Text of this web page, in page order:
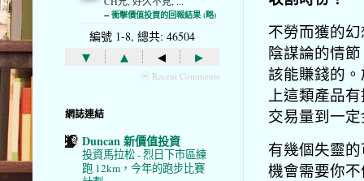
不勞而獲的
陰謀論的情
該能賺錢的
上這類產品
交易量到一
有幾個失靈
機會需要你
-- 衝擊價值投資的回報結果 (略)
編號 1-8, 總共: 46504
▾ ▴ ◂ ▸
ⓦ Recent Comments
網誌連結
Duncan 新價值投資
投資馬拉松 - 烈日下市區練
跑 12km，今年的跑步比賽